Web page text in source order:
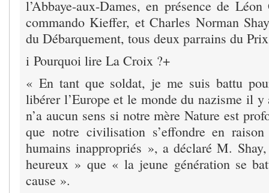
l’Abbaye-aux-Dames, en présence de
commando Kieffer, et Charles Norman
du Débarquement, tous deux parrains du
i Pourquoi lire La Croix ?+
« En tant que soldat, je me suis battu
libérer l’Europe et le monde du nazisme il
n’a aucun sens si notre mère Nature est
que notre civilisation s’effondre en raison
humains inappropriés », a déclaré M.
heureux » que « la jeune génération se
cause ».